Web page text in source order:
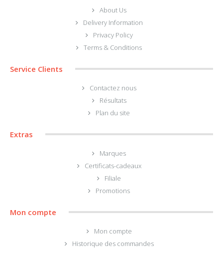
About Us
Delivery Information
Privacy Policy
Terms & Conditions
Service Clients
Contactez nous
Résultats
Plan du site
Extras
Marques
Certificats-cadeaux
Filiale
Promotions
Mon compte
Mon compte
Historique des commandes